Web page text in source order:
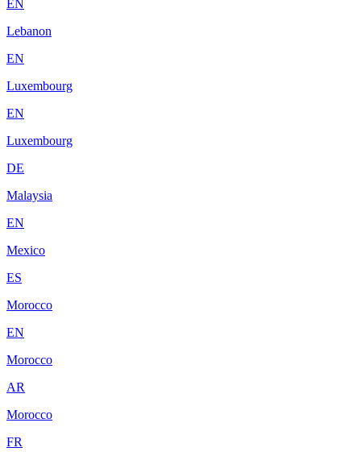
EN
Lebanon
EN
Luxembourg
EN
Luxembourg
DE
Malaysia
EN
Mexico
ES
Morocco
EN
Morocco
AR
Morocco
FR